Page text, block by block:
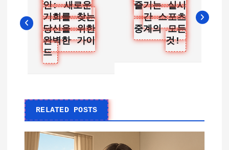
탐
색
인: 새로운
기회를 찾는
당신을 위한
완벽한 가이
드
즐기는 실시
간 스포츠
중계의 모든
것!
RELATED POSTS